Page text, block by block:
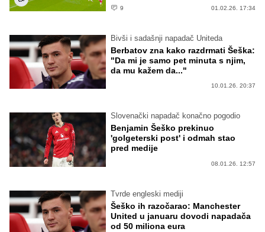
9 01.02.26. 17:34
Bivši i sadašnji napadač Uniteda
Berbatov zna kako razdrmati Šeška:
"Da mi je samo pet minuta s njim,
da mu kažem da..."
10.01.26. 20:37
Slovenački napadač konačno pogodio
Benjamin Šeško prekinuo
'golgeterski post' i odmah stao
pred medije
08.01.26. 12:57
Tvrde engleski mediji
Šeško ih razočarao: Manchester
United u januaru dovodi napadača
od 50 miliona eura